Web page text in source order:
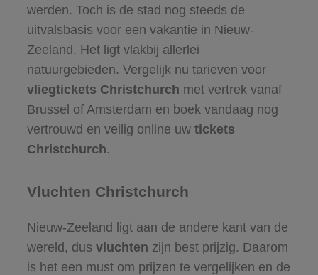
werden. Toch is de stad nog steeds de
uitvalsbasis voor een vakantie in Nieuw-
Zeeland. Het ligt vlakbij allerlei
natuurgebieden. Vergelijk nu tarieven voor
vliegtickets Christchurch met vertrek vanaf
Brussel of Amsterdam en boek vandaag nog
vertrouwd en veilig online uw tickets
Christchurch.
Vluchten Christchurch
Nieuw-Zeeland ligt aan de andere kant van de
wereld, dus vluchten zijn best prijzig. Daarom
is het een must om prijzen te vergelijken en de